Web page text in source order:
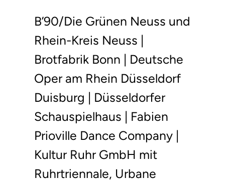
B’90/Die Grünen Neuss und
Rhein-Kreis Neuss |
Brotfabrik Bonn | Deutsche
Oper am Rhein Düsseldorf
Duisburg | Düsseldorfer
Schauspielhaus | Fabien
Prioville Dance Company |
Kultur Ruhr GmbH mit
Ruhrtriennale, Urbane